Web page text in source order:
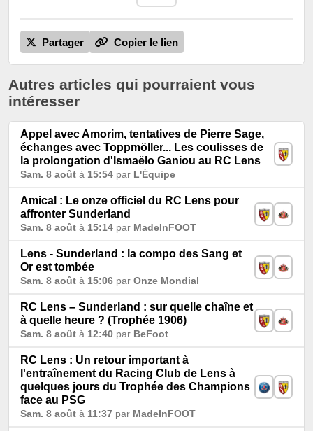
Partager Copier le lien
Autres articles qui pourraient vous
intéresser
Appel avec Amorim, tentatives de Pierre Sage,
échanges avec Toppmöller... Les coulisses de
la prolongation d'Ismaëlo Ganiou au RC Lens
Sam. 8 août à 15:54 par L'Équipe
Amical : Le onze officiel du RC Lens pour
affronter Sunderland
Sam. 8 août à 15:14 par MadeInFOOT
Lens - Sunderland : la compo des Sang et
Or est tombée
Sam. 8 août à 15:06 par Onze Mondial
RC Lens – Sunderland : sur quelle chaîne et
à quelle heure ? (Trophée 1906)
Sam. 8 août à 12:40 par BeFoot
RC Lens : Un retour important à
l'entraînement du Racing Club de Lens à
quelques jours du Trophée des Champions
face au PSG
Sam. 8 août à 11:37 par MadeInFOOT